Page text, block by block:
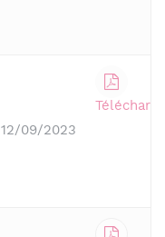
12/09/2023